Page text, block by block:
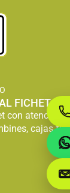
FICHET
atención
cajas